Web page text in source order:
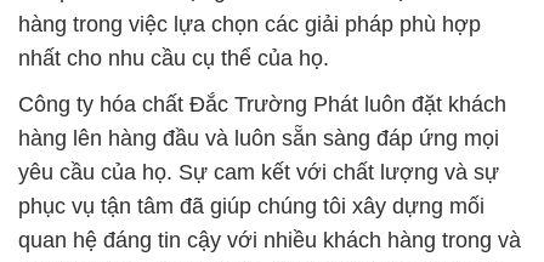
hàng trong việc lựa chọn các giải pháp phù hợp
nhất cho nhu cầu cụ thể của họ.
Công ty hóa chất Đắc Trường Phát luôn đặt khách
hàng lên hàng đầu và luôn sẵn sàng đáp ứng mọi
yêu cầu của họ. Sự cam kết với chất lượng và sự
phục vụ tận tâm đã giúp chúng tôi xây dựng mối
quan hệ đáng tin cậy với nhiều khách hàng trong và